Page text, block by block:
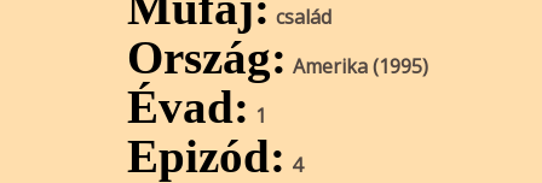
család
Ország: Amerika (1995)
Évad: 1
Epizód: 4